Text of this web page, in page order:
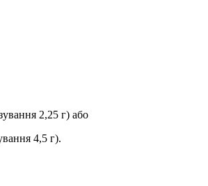
2,25 г) або
4,5 г).